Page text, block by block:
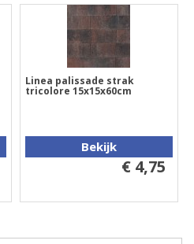
Linea palissade strak
tricolore 15x15x60cm
Bekijk
€ 4,75